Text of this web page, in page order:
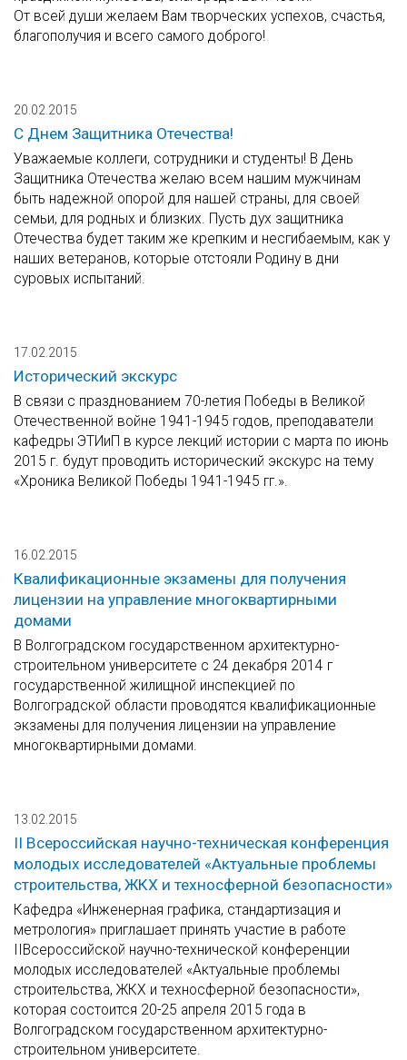
От всей души желаем Вам творческих успехов, счастья,
благополучия и всего самого доброго!
20.02.2015
C Днем Защитника Отечества!
Уважаемые коллеги, сотрудники и студенты! В День
Защитника Отечества желаю всем нашим мужчинам
быть надежной опорой для нашей страны, для своей
семьи, для родных и близких. Пусть дух защитника
Отечества будет таким же крепким и несгибаемым, как у
наших ветеранов, которые отстояли Родину в дни
суровых испытаний.
17.02.2015
Исторический экскурс
В связи с празднованием 70-летия Победы в Великой
Отечественной войне 1941-1945 годов, преподаватели
кафедры ЭТИиП в курсе лекций истории с марта по июнь
2015 г. будут проводить исторический экскурс на тему
«Хроника Великой Победы 1941-1945 гг.».
16.02.2015
Квалификационные экзамены для получения
лицензии на управление многоквартирными
домами
В Волгоградском государственном архитектурно-
строительном университете с 24 декабря 2014 г
государственной жилищной инспекцией по
Волгоградской области проводятся квалификационные
экзамены для получения лицензии на управление
многоквартирными домами.
13.02.2015
II Всероссийская научно-техническая конференция
молодых исследователей «Актуальные проблемы
строительства, ЖКХ и техносферной безопасности»
Кафедра «Инженерная графика, стандартизация и
метрология» приглашает принять участие в работе
IIВсероссийской научно-технической конференции
молодых исследователей «Актуальные проблемы
строительства, ЖКХ и техносферной безопасности»,
которая состоится 20-25 апреля 2015 года в
Волгоградском государственном архитектурно-
строительном университете.